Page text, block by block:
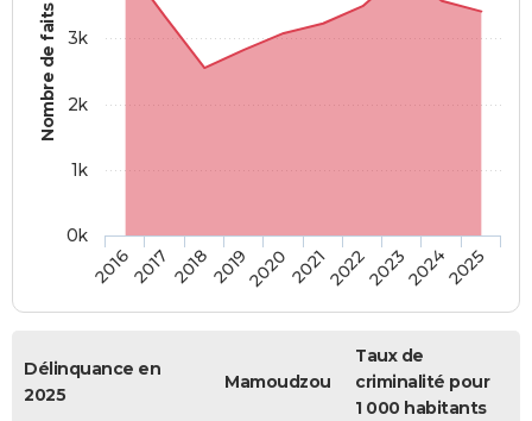
Nombre de faits
20162017 20182019202020212022202320242025
0k
1k
2k
3k
Délinquance en
2025
Mamoudzou
Taux de
criminalité pour
1 000 habitants